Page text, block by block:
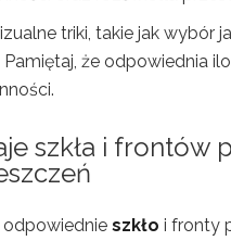
triki, takie jak wybór
Pamiętaj, że odpowiednia
szkła i frontów
szkło i fronty